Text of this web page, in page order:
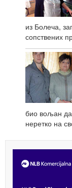
из Болеча,
сопствених
био вољан да
неретко на